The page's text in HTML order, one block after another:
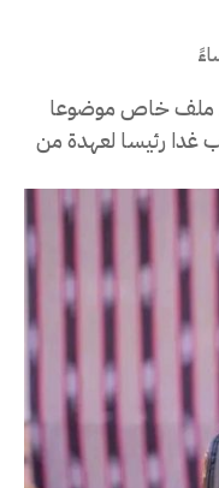
ملف خاص موضوعا
غدا رئيسا لعهدة من